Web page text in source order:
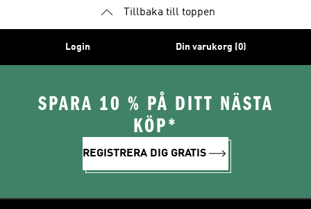
Tillbaka till toppen
Login Din varukorg (0)
SPARA 10 % PÅ DITT NÄSTA
KÖP*
REGISTRERA DIG GRATIS